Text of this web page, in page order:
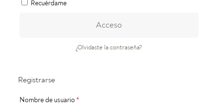
Recuérdame
Acceso
¿Olvidaste la contraseña?
Registrarse
Nombre de usuario *Obligatorio